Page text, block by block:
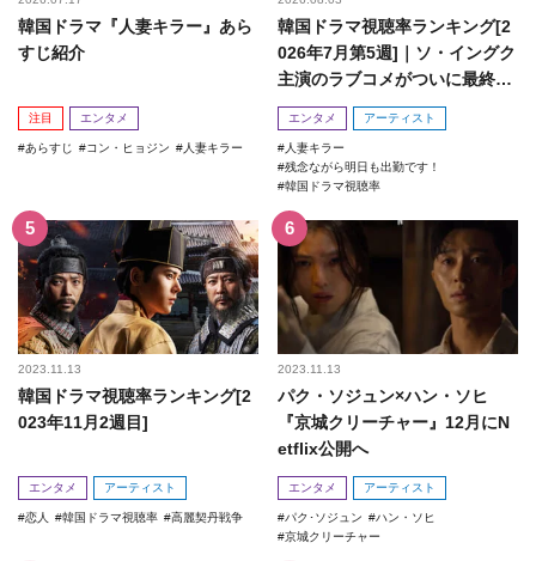
韓国ドラマ『人妻キラー』あら
すじ紹介
注目 エンタメ
あらすじ コン・ヒョジン 人妻キラー
韓国ドラマ視聴率ランキング[2
026年7月第5週]｜ソ・イングク
主演のラブコメがついに最終
回！
エンタメ アーティスト
人妻キラー
残念ながら明日も出勤です！
韓国ドラマ視聴率
2023.11.13
韓国ドラマ視聴率ランキング[2
023年11月2週目]
エンタメ アーティスト
恋人 韓国ドラマ視聴率 高麗契丹戦争
2023.11.13
パク・ソジュン×ハン・ソヒ
『京城クリーチャー』12月にN
etflix公開へ
エンタメ アーティスト
パク･ソジュン
ハン・ソヒ
京城クリーチャー